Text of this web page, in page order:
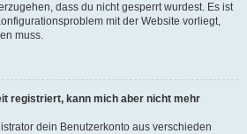
dass du nicht gesperrt wurdest. Es ist
mit der Website vorliegt,
muss.
registriert, kann mich aber nicht mehr
dein Benutzerkonto aus verschieden